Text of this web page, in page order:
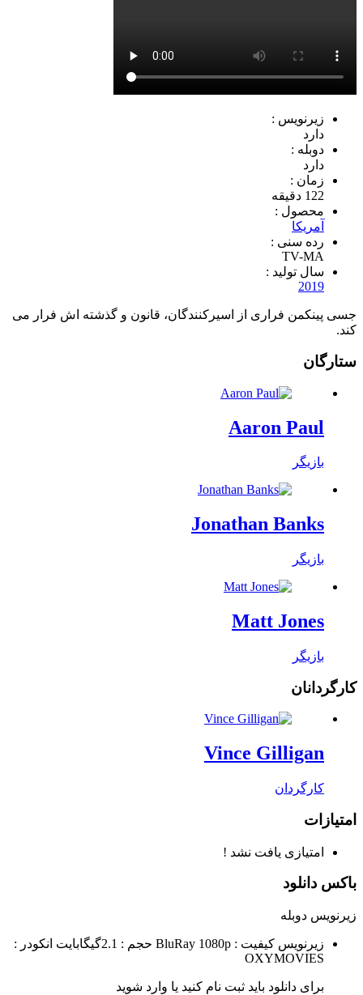
زیرنویس :
دارد
دوبله :
دارد
زمان :
122 دقیقه
محصول :
آمریکا
رده سنی :
TV-MA
سال تولید :
2019
جسی پینکمن فراری از اسیرکنندگان، قانون و گذشته اش فرار می
کند.
ستارگان
Aaron Paul
بازیگر
Jonathan Banks
بازیگر
Matt Jones
بازیگر
کارگردانان
Vince Gilligan
کارگردان
امتیازات
امتیازی یافت نشد !
باکس دانلود
زیرنویس دوبله
زیرنویس کیفیت : BluRay 1080p حجم : 2.1گیگابایت
انکودر :
OXYMOVIES
برای دانلود باید ثبت نام کنید یا وارد شوید